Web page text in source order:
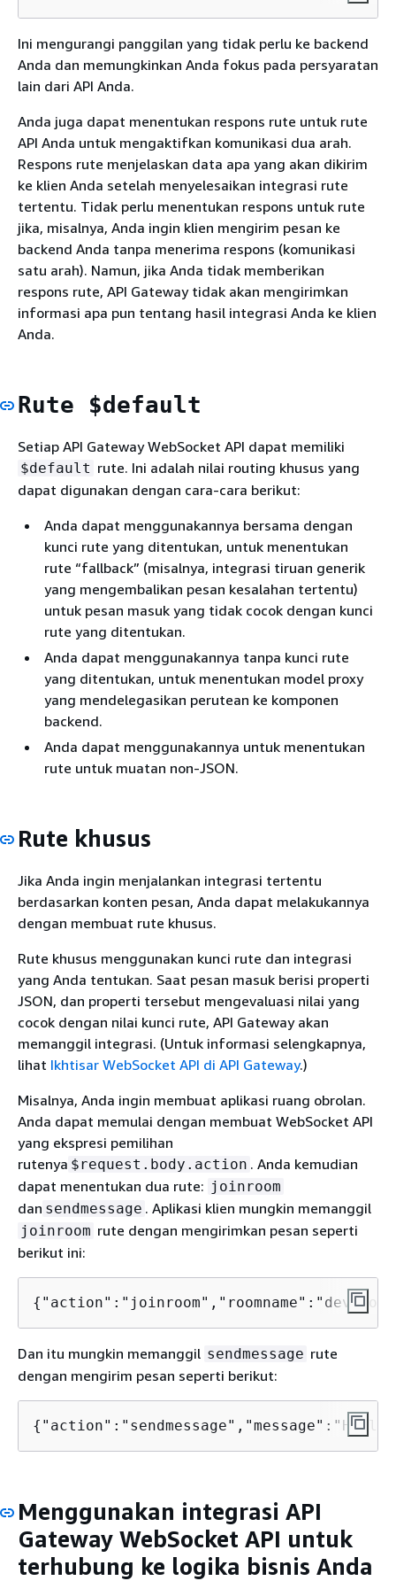
Ini mengurangi panggilan yang tidak perlu ke backend
Anda dan memungkinkan Anda fokus pada persyaratan
lain dari API Anda.
Anda juga dapat menentukan respons rute untuk rute
API Anda untuk mengaktifkan komunikasi dua arah.
Respons rute menjelaskan data apa yang akan dikirim
ke klien Anda setelah menyelesaikan integrasi rute
tertentu. Tidak perlu menentukan respons untuk rute
jika, misalnya, Anda ingin klien mengirim pesan ke
backend Anda tanpa menerima respons (komunikasi
satu arah). Namun, jika Anda tidak memberikan
respons rute, API Gateway tidak akan mengirimkan
informasi apa pun tentang hasil integrasi Anda ke klien
Anda.
Rute $default
Setiap API Gateway WebSocket API dapat memiliki
$default rute. Ini adalah nilai routing khusus yang
dapat digunakan dengan cara-cara berikut:
Anda dapat menggunakannya bersama dengan
kunci rute yang ditentukan, untuk menentukan
rute “fallback” (misalnya, integrasi tiruan generik
yang mengembalikan pesan kesalahan tertentu)
untuk pesan masuk yang tidak cocok dengan kunci
rute yang ditentukan.
Anda dapat menggunakannya tanpa kunci rute
yang ditentukan, untuk menentukan model proxy
yang mendelegasikan perutean ke komponen
backend.
Anda dapat menggunakannya untuk menentukan
rute untuk muatan non-JSON.
Rute khusus
Jika Anda ingin menjalankan integrasi tertentu
berdasarkan konten pesan, Anda dapat melakukannya
dengan membuat rute khusus.
Rute khusus menggunakan kunci rute dan integrasi
yang Anda tentukan. Saat pesan masuk berisi properti
JSON, dan properti tersebut mengevaluasi nilai yang
cocok dengan nilai kunci rute, API Gateway akan
memanggil integrasi. (Untuk informasi selengkapnya,
lihat Ikhtisar WebSocket API di API Gateway.)
Misalnya, Anda ingin membuat aplikasi ruang obrolan.
Anda dapat memulai dengan membuat WebSocket API
yang ekspresi pemilihan
rutenya $request.body.action . Anda kemudian
dapat menentukan dua rute: joinroom
dan sendmessage . Aplikasi klien mungkin memanggil
joinroom rute dengan mengirimkan pesan seperti
berikut ini:
{
Dan itu mungkin memanggil sendmessage rute
dengan mengirim pesan seperti berikut:
{ "action":"sendmessage","message":"Hello
Menggunakan integrasi API
Gateway WebSocket API untuk
terhubung ke logika bisnis Anda